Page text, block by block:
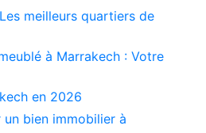
meilleurs quartiers de
à Marrakech : Votre
en 2026
bien immobilier à